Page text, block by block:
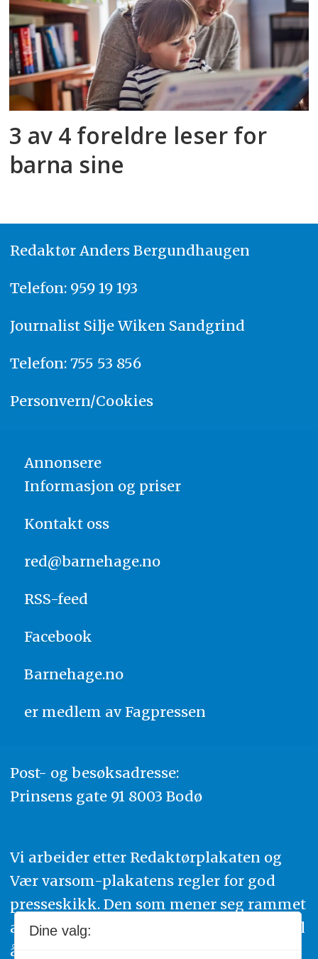
3 av 4 foreldre leser for
barna sine
Redaktør Anders Bergundhaugen
Telefon: 959 19 193
Journalist Silje Wiken Sandgrind
Telefon: 755 53 856
Personvern/Cookies
Annonsere
Informasjon og priser
Kontakt oss
red@barnehage.no
RSS-feed
Facebook
Barnehage.no
er medlem av Fagpressen
Post- og besøksadresse:
Prinsens gate 91 8003 Bodø
Vi arbeider etter Redaktørplakaten og
Vær varsom-plakatens regler for god
presseskikk. Den som mener seg rammet
av urettmessig publisering, oppfordres til
å ta kontakt med redaksjonen. Du kan
Dine valg: